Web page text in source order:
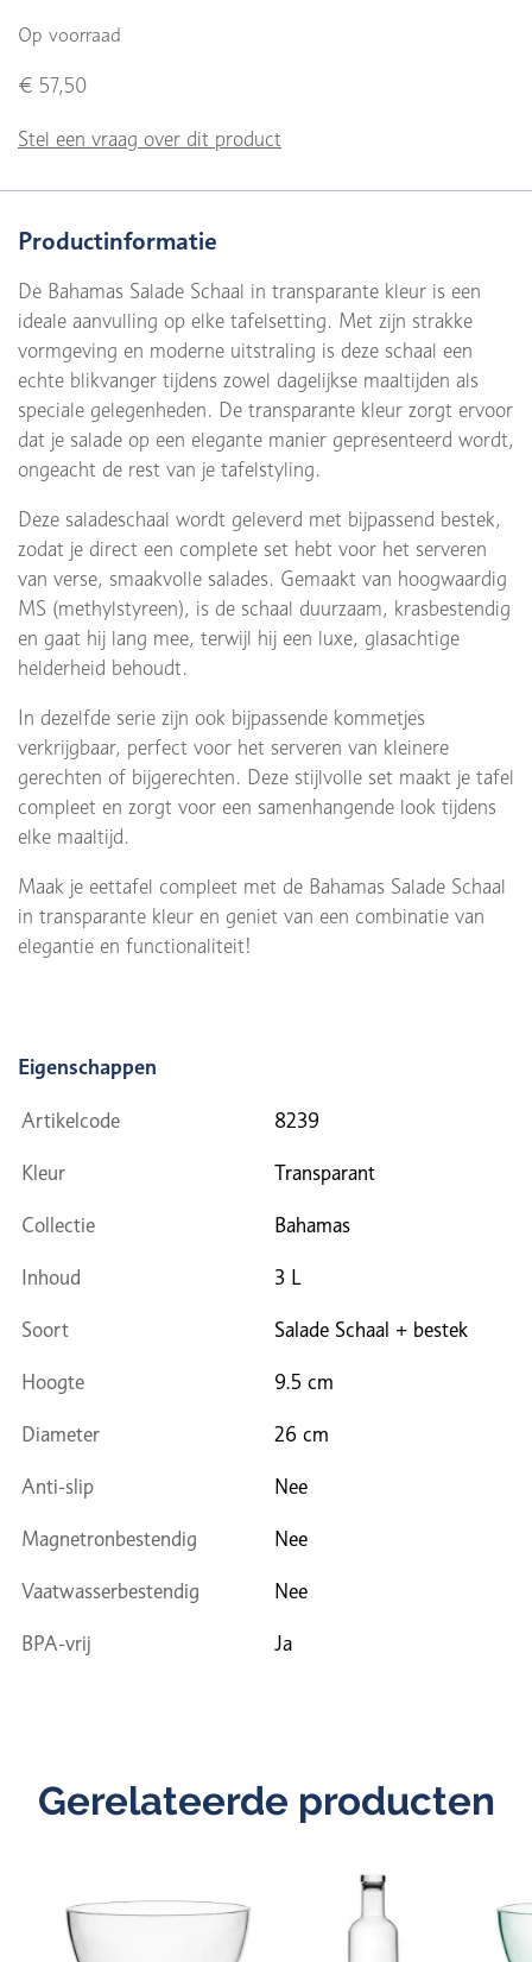
Op voorraad
€ 57,50
Stel een vraag over dit product
Productinformatie
De Bahamas Salade Schaal in transparante kleur is een
ideale aanvulling op elke tafelsetting. Met zijn strakke
vormgeving en moderne uitstraling is deze schaal een
echte blikvanger tijdens zowel dagelijkse maaltijden als
speciale gelegenheden. De transparante kleur zorgt ervoor
dat je salade op een elegante manier gepresenteerd wordt,
ongeacht de rest van je tafelstyling.
Deze saladeschaal wordt geleverd met bijpassend bestek,
zodat je direct een complete set hebt voor het serveren
van verse, smaakvolle salades. Gemaakt van hoogwaardig
MS (methylstyreen), is de schaal duurzaam, krasbestendig
en gaat hij lang mee, terwijl hij een luxe, glasachtige
helderheid behoudt.
In dezelfde serie zijn ook bijpassende kommetjes
verkrijgbaar, perfect voor het serveren van kleinere
gerechten of bijgerechten. Deze stijlvolle set maakt je tafel
compleet en zorgt voor een samenhangende look tijdens
elke maaltijd.
Maak je eettafel compleet met de Bahamas Salade Schaal
in transparante kleur en geniet van een combinatie van
elegantie en functionaliteit!
Eigenschappen
Artikelcode 8239
Kleur Transparant
Collectie Bahamas
Inhoud 3 L
Soort Salade Schaal + bestek
Hoogte 9.5 cm
Diameter 26 cm
Anti-slip Nee
Magnetronbestendig Nee
Vaatwasserbestendig Nee
BPA-vrij Ja
Gerelateerde producten